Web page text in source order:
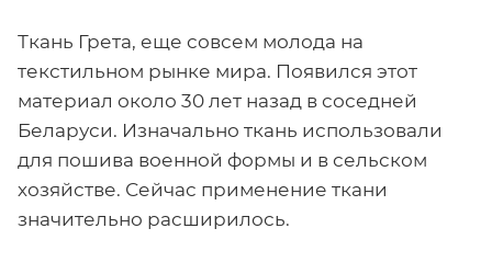
Ткань Грета, еще совсем молода на
текстильном рынке мира. Появился этот
материал около 30 лет назад в соседней
Беларуси. Изначально ткань использовали
для пошива военной формы и в сельском
хозяйстве. Сейчас применение ткани
значительно расширилось.